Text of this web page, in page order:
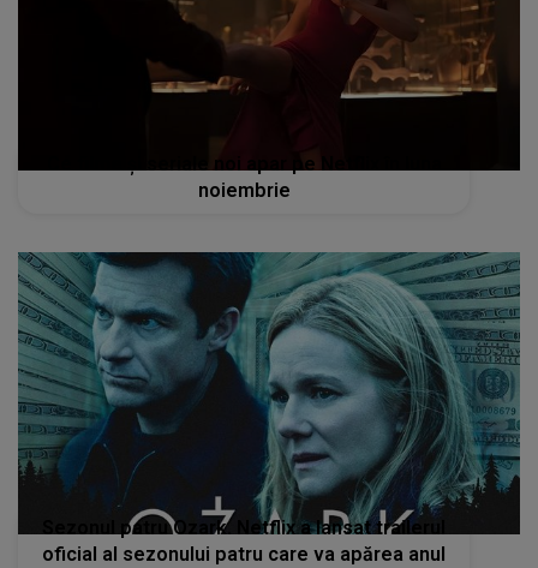
Ce filme și seriale noi apar pe Netflix în luna
noiembrie
Sezonul patru Ozark. Netflix a lansat trailerul
oficial al sezonului patru care va apărea anul